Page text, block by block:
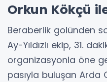
Orkun Kökçü
Beraberlik golünden
Ay-Yıldızlı ekip, 31.
organizasyonla öne
pasıyla buluşan Arda